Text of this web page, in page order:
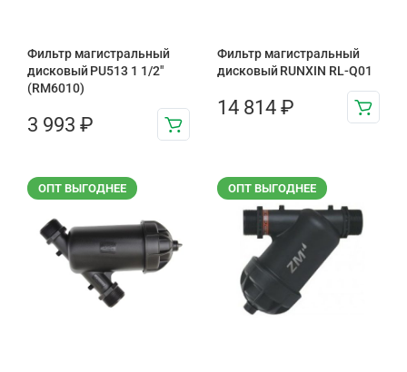
Фильтр магистральный
дисковый PU513 1 1/2″
(RM6010)
3 993 ₽
Фильтр магистральный
дисковый RUNXIN RL-Q01
14 814 ₽
ОПТ ВЫГОДНЕЕ ОПТ ВЫГОДНЕЕ